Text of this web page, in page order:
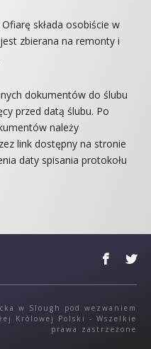
składa osobiście w
zbierana na remonty i
dokumentów do ślubu
przed datą ślubu. Po
należy
link dostępny na stronie
daty spisania protokołu
w Slough pod wezwaniem
Królowej Polski - Wszelkie
prawa zastrzeżone